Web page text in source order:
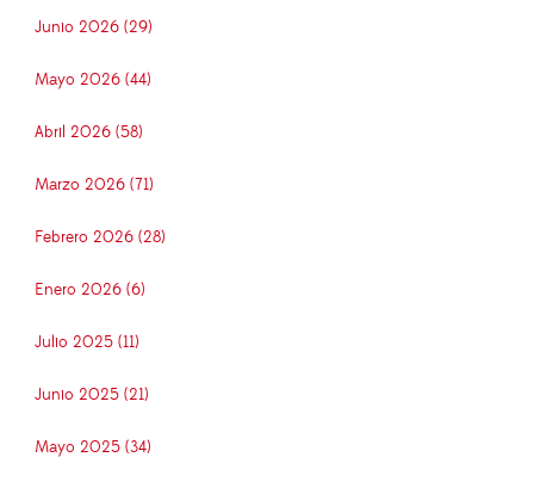
Junio 2026 (29)
Mayo 2026 (44)
Abril 2026 (58)
Marzo 2026 (71)
Febrero 2026 (28)
Enero 2026 (6)
Julio 2025 (11)
Junio 2025 (21)
Mayo 2025 (34)